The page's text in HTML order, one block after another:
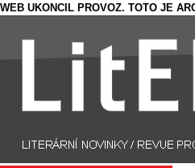
WEB UKONCIL PROVOZ. TOTO JE